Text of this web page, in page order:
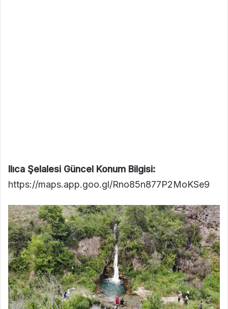
Ilıca Şelalesi Güncel Konum Bilgisi:
https://maps.app.goo.gl/Rno85n877P2MoKSe9